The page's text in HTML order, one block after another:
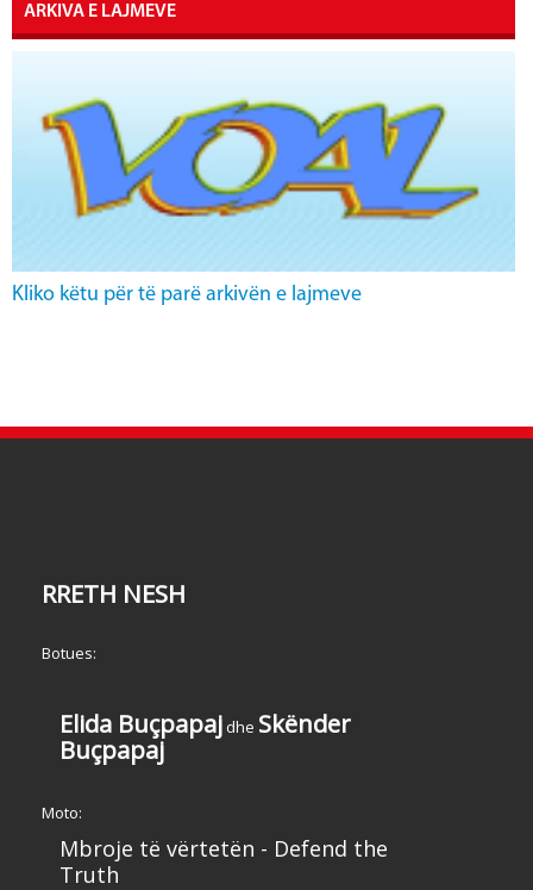
ARKIVA E LAJMEVE
Kliko këtu për të parë arkivën e lajmeve
RRETH NESH
Botues:
Elida Buçpapaj dhe Skënder
Buçpapaj
Moto:
Mbroje të vërtetën - Defend the
Truth